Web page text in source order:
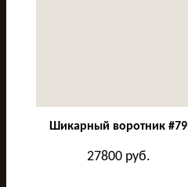
Шикарный воротник #79
27800руб.